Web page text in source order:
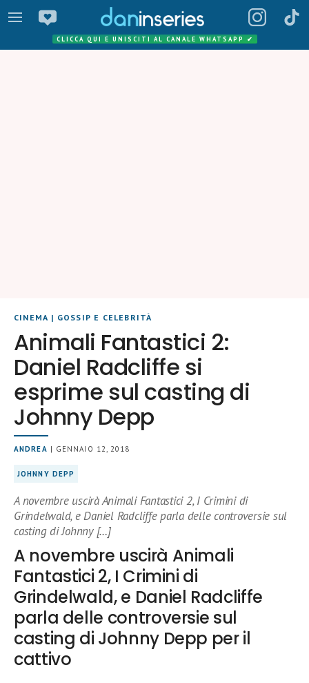
CLICCA QUI E UNISCITI AL CANALE WHATSAPP ✔
CINEMA | GOSSIP E CELEBRITÀ
Animali Fantastici 2:
Daniel Radcliffe si
esprime sul casting di
Johnny Depp
ANDREA | GENNAIO 12, 2018
JOHNNY DEPP
A novembre uscirà Animali Fantastici 2, I Crimini di
Grindelwald, e Daniel Radcliffe parla delle controversie sul
casting di Johnny […]
A novembre uscirà Animali
Fantastici 2, I Crimini di
Grindelwald, e Daniel Radcliffe
parla delle controversie sul
casting di Johnny Depp per il
cattivo